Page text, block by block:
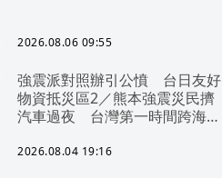
2026.08.06 09:55
強震派對照辦引公憤 台日友好
物資抵災區2／熊本強震災民擠
汽車過夜 台灣第一時間跨海急
2026.08.04 19:16